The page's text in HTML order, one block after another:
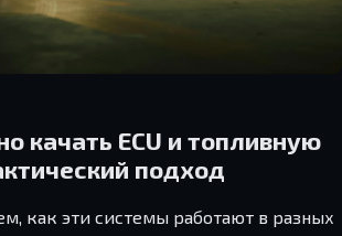
качать ECU и топливную
подход
как эти системы работают в разных